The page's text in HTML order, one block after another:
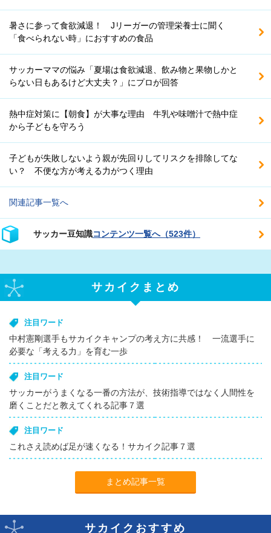
暑さに参って食欲減退！ Jリーガーの管理栄養士に聞く
「食べられない時」におすすめの食品
サッカーママの悩み「夏場は食欲減退、飲み物と果物しかと
らない日もあるけど大丈夫？」にプロが回答
熱中症対策に【朝食】が大事な理由 牛乳や味噌汁で熱中症
から子どもを守ろう
子どもが失敗しないよう親が先回りしてリスクを排除してな
い？ 不便な方が考える力がつく理由
関連記事一覧へ
サッカー豆知識コンテンツ一覧へ（523件）
サカイクまとめ
注目ワード
中村憲剛選手もサカイクキャンプの考え方に共感！ 一流選手に
必要な「考える力」を育む一歩
注目ワード
サッカーがうまくなる一番の方法が、技術指導ではなく人間性を
磨くことだと教えてくれる記事７選
注目ワード
これさえ読めば足が速くなる！サカイク記事７選
まとめ記事一覧
サカイクおすすめ